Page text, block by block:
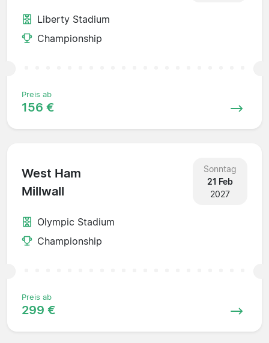
Liberty Stadium
Championship
Preis ab
156 €
West Ham
Millwall
Sonntag
21 Feb
2027
Olympic Stadium
Championship
Preis ab
299 €